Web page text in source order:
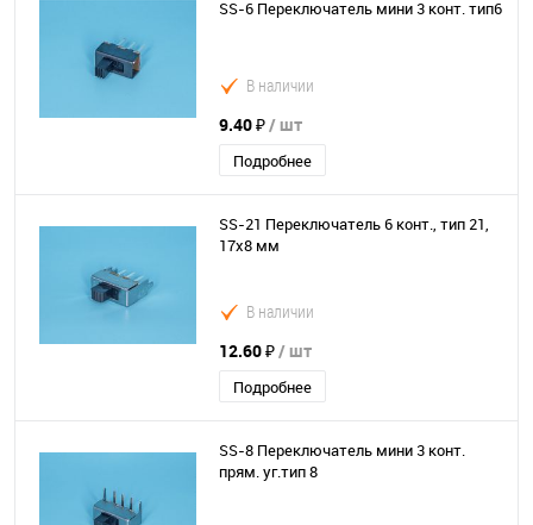
SS-6 Переключатель мини 3 конт. тип6
В наличии
9.40 ₽/ шт
Подробнее
SS-21 Переключатель 6 конт., тип 21,
17х8 мм
В наличии
12.60 ₽/ шт
Подробнее
SS-8 Переключатель мини 3 конт.
прям. уг.тип 8